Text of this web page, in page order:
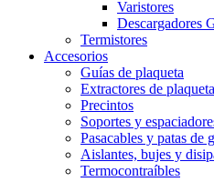
Varistores
Descargadores
Termistores
Accesorios
Guías de plaqueta
Extractores de plaqueta
Precintos
Soportes y
Pasacables y patas de
Aislantes, bujes y
Termocontraíbles